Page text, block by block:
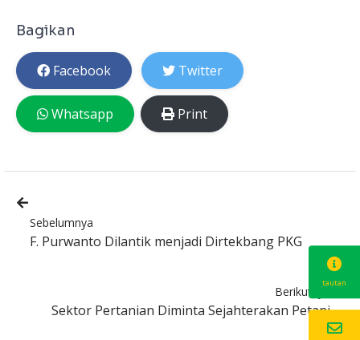
Bagikan
Facebook Twitter
Whatsapp Print
Sebelumnya
F. Purwanto Dilantik menjadi Dirtekbang PKG
Berikutnya
Sektor Pertanian Diminta Sejahterakan Petani
tautan